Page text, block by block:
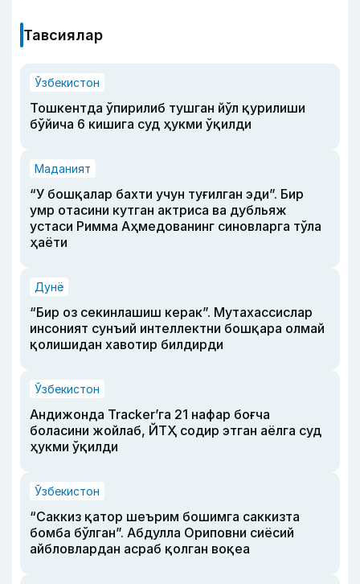
Тавсиялар
Ўзбекистон
Тошкентда ўпирилиб тушган йўл қурилиши
бўйича 6 кишига суд ҳукми ўқилди
Маданият
“У бошқалар бахти учун туғилган эди”. Бир
умр отасини кутган актриса ва дубльяж
устаси Римма Аҳмедованинг синовларга тўла
ҳаёти
Дунё
“Бир оз секинлашиш керак”. Мутахассислар
инсоният сунъий интеллектни бошқара олмай
қолишидан хавотир билдирди
Ўзбекистон
Андижонда Tracker’га 21 нафар боғча
боласини жойлаб, ЙТҲ содир этган аёлга суд
ҳукми ўқилди
Ўзбекистон
“Саккиз қатор шеърим бошимга саккизта
бомба бўлган”. Абдулла Ориповни сиёсий
айбловлардан асраб қолган воқеа